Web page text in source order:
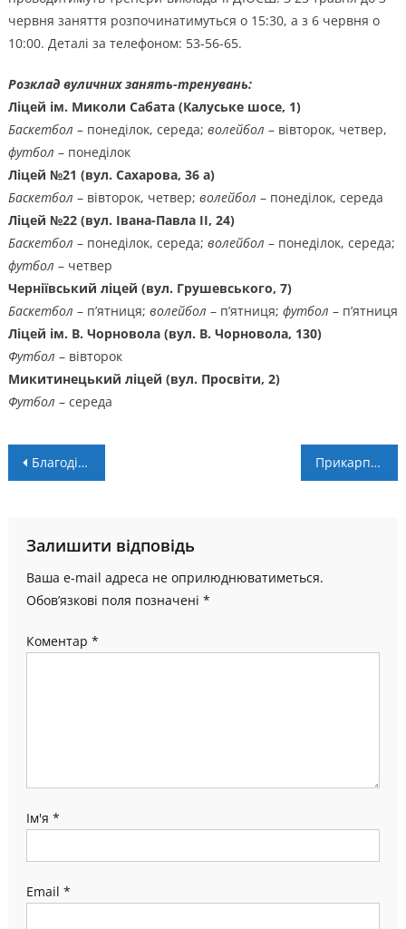
червня заняття розпочинатимуться о 15:30, а з 6 червня о
10:00. Деталі за телефоном: 53-56-65.
Розклад вуличних занять-тренувань:
Ліцей ім. Миколи Сабата (Калуське шосе, 1)
Баскетбол – понеділок, середа; волейбол – вівторок, четвер,
футбол – понеділок
Ліцей №21 (вул. Сахарова, 36 а)
Баскетбол – вівторок, четвер; волейбол – понеділок, середа
Ліцей №22 (вул. Івана-Павла ІІ, 24)
Баскетбол – понеділок, середа; волейбол – понеділок, середа;
футбол – четвер
Черніївський ліцей (вул. Грушевського, 7)
Баскетбол – п’ятниця; волейбол – п’ятниця; футбол – п’ятниця
Ліцей ім. В. Чорновола (вул. В. Чорновола, 130)
Футбол – вівторок
Микитинецький ліцей (вул. Просвіти, 2)
Футбол – середа
Навігація
Благодійні турніри: Голинь, Пістинь, Заболотів Прикарпатські спортсмени у травні блискуче виступили на трьох міжнародних чемпіонатах (ВІДЕО)
Залишити відповідь
Ваша e-mail адреса не оприлюднюватиметься.
Обов’язкові поля позначені *
Коментар *
Ім'я *
Email *